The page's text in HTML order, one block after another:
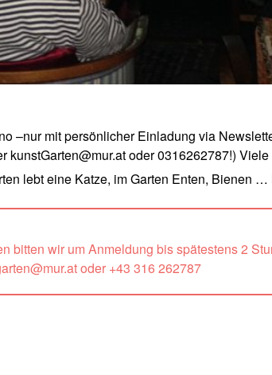
–nur mit persönlicher Einladung via
kunstGarten@mur.at oder 0316262787!)
lebt eine Katze, im Garten Enten, Bienen
bitten wir um Anmeldung bis spätestens 2
oder +43 316 262787